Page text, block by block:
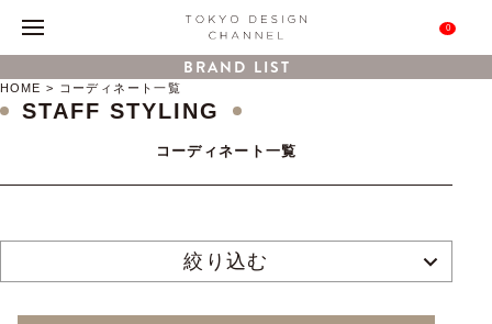
0
BRAND LIST
HOME コーディネート一覧
STAFF STYLING
コーディネート一覧
絞り込む